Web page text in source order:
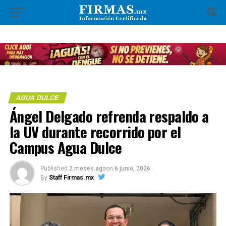
AGUA DULCE
Ángel Delgado refrenda respaldo a
la UV durante recorrido por el
Campus Agua Dulce
Published 2 meses agoon 6 junio, 2026
By Staff Firmas.mx